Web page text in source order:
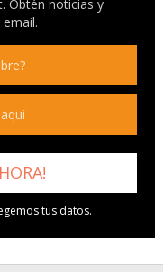
Obtén noticias y
tus datos.